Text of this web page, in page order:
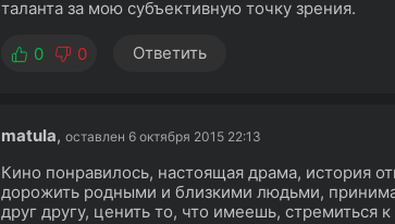
таланта за мою субъективную точку зрения.
0 0 Ответить
matula, оставлен 6 октября 2015 22:13
Кино понравилось, настоящая драма, история
дорожить родными и близкими людьми,
друг другу, ценить то, что имеешь, стремиться